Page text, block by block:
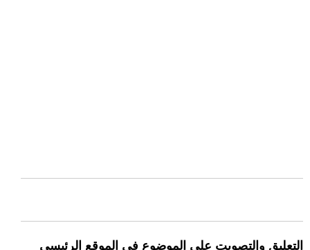
التعليق والتصويت على الموضوع في الموقع الرئيسي